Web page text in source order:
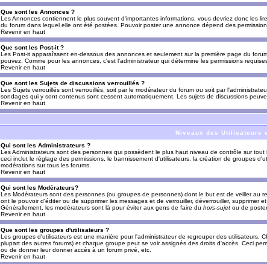
Que sont les Annonces ?
Les Annonces contiennent le plus souvent d'importantes informations, vous devriez donc les
du forum dans lequel elle ont été postées. Pouvoir poster une annonce dépend des
Revenir en haut
Que sont les Post-it ?
Les Post-it apparaîssent en-dessous des annonces et seulement sur la première page du
pouvez. Comme pour les annonces, c'est l'administrateur qui détermine les permissions
Revenir en haut
Que sont les Sujets de discussions verrouillés ?
Les Sujets verrouillés sont verrouillés, soit par le modérateur du forum ou soit par
sondages qui y sont contenus sont cessent automatiquement. Les sujets de discussions
Revenir en haut
Niveaux des Utilisateurs
Qui sont les Administrateurs ?
Les Administrateurs sont des personnes qui possèdent le plus haut niveau de contrôle sur
ceci inclut le réglage des permissions, le bannissement d'utilisateurs, la création de groupes
modérations sur tous les forums.
Revenir en haut
Qui sont les Modérateurs?
Les Modérateurs sont des personnes (ou groupes de personnes) dont le but est de veiller au
ont le pouvoir d'éditer ou de supprimer les messages et de verrouiller, déverrouiller, supprimer
Générallement, les modérateurs sont là pour éviter aux gens de faire du hors-sujet ou de
Revenir en haut
Que sont les groupes d'utilisateurs ?
Les groupes d'utilisateurs est une manière pour l'administrateur de regrouper des utilisateurs.
plupart des autres forums) et chaque groupe peut se voir assignés des droits d'accès. Ceci
ou de donner leur donner accès à un forum privé, etc.
Revenir en haut